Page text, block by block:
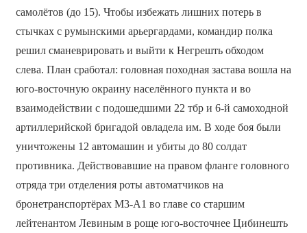
самолётов (до 15). Чтобы избежать лишних потерь в
стычках с румынскими арьергардами, командир полка
решил сманеврировать и выйти к Негрешть обходом
слева. План сработал: головная походная застава вошла на
юго-восточную окраину населённого пункта и во
взаимодействии с подошедшими 22 тбр и 6-й самоходной
артиллерийской бригадой овладела им. В ходе боя были
уничтожены 12 автомашин и убиты до 80 солдат
противника. Действовавшие на правом фланге головного
отряда три отделения роты автоматчиков на
бронетранспортёрах М3-А1 во главе со старшим
лейтенантом Левиным в роще юго-восточнее Цибинешть